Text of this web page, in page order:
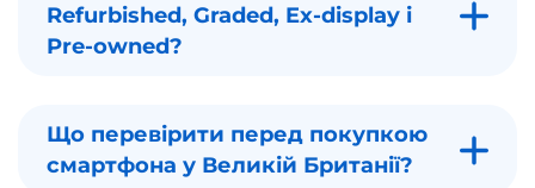
Refurbished, Graded, Ex-display і
Pre-owned?
Що перевірити перед покупкою
смартфона у Великій Британії?